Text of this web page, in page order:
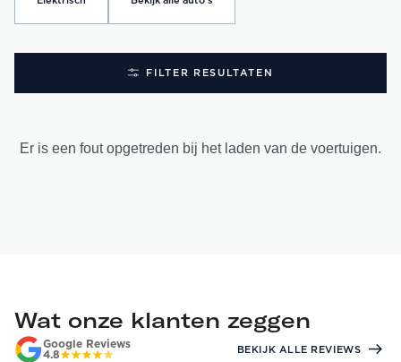
FILTER RESULTATEN
Er is een fout opgetreden bij het laden van de voertuigen.
Wat onze klanten zeggen
Google Reviews
4.8
BEKIJK ALLE REVIEWS